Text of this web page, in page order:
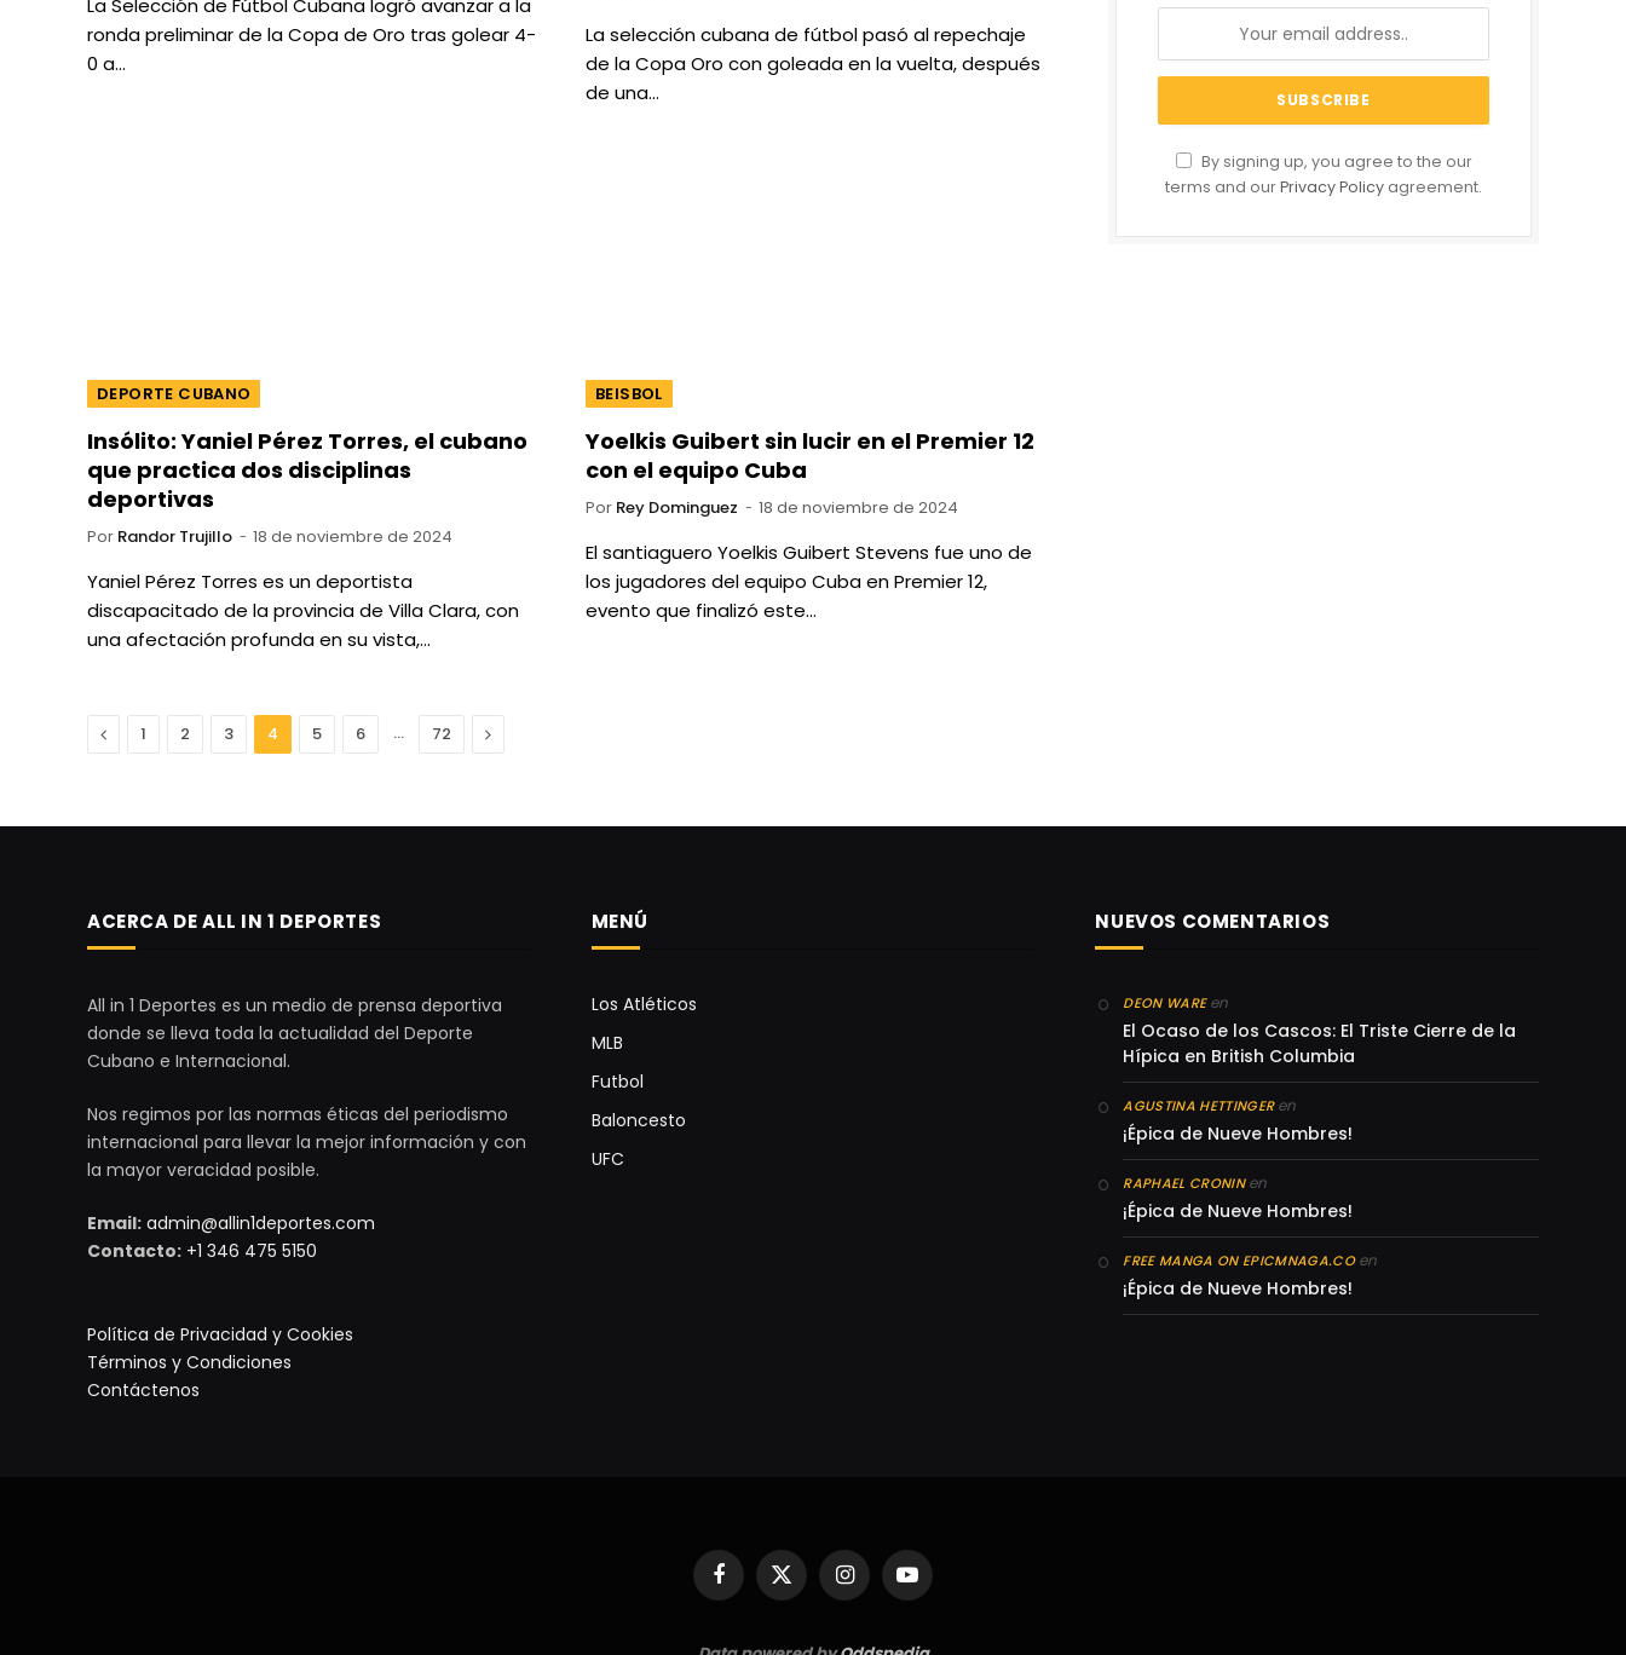
La Selección de Fútbol Cubana logró avanzar a la
ronda preliminar de la Copa de Oro tras golear 4-
0 a…
La selección cubana de fútbol pasó al repechaje
de la Copa Oro con goleada en la vuelta, después
de una…
DEPORTE CUBANO
Insólito: Yaniel Pérez Torres, el cubano
que practica dos disciplinas
deportivas
Por Randor Trujillo 18 de noviembre de 2024
Yaniel Pérez Torres es un deportista
discapacitado de la provincia de Villa Clara, con
una afectación profunda en su vista,…
BEISBOL
Yoelkis Guibert sin lucir en el Premier 12
con el equipo Cuba
Por Rey Dominguez 18 de noviembre de 2024
El santiaguero Yoelkis Guibert Stevens fue uno de
los jugadores del equipo Cuba en Premier 12,
evento que finalizó este…
Anterior
1 2 3 4 5 6 … 72 Next
By signing up, you agree to the our
terms and ourPrivacy Policy agreement.
ACERCA DE ALL IN 1 DEPORTES
All in 1 Deportes es un medio de prensa deportiva
donde se lleva toda la actualidad del Deporte
Cubano e Internacional.
Nos regimos por las normas éticas del periodismo
internacional para llevar la mejor información y con
la mayor veracidad posible.
Email: admin@allin1deportes.com
Contacto: +1 346 475 5150
Política de Privacidad y Cookies
Términos y Condiciones
Contáctenos
MENÚ
Los Atléticos
MLB
Futbol
Baloncesto
UFC
NUEVOS COMENTARIOS
DEON WAREen
El Ocaso de los Cascos: El Triste Cierre de la
Hípica en British Columbia
AGUSTINA HETTINGERen
¡Épica de Nueve Hombres!
RAPHAEL CRONINen
¡Épica de Nueve Hombres!
FREE MANGA ON EPICMNAGA.COen
¡Épica de Nueve Hombres!
Facebook
X
(Twitter)
InstagramYouTube